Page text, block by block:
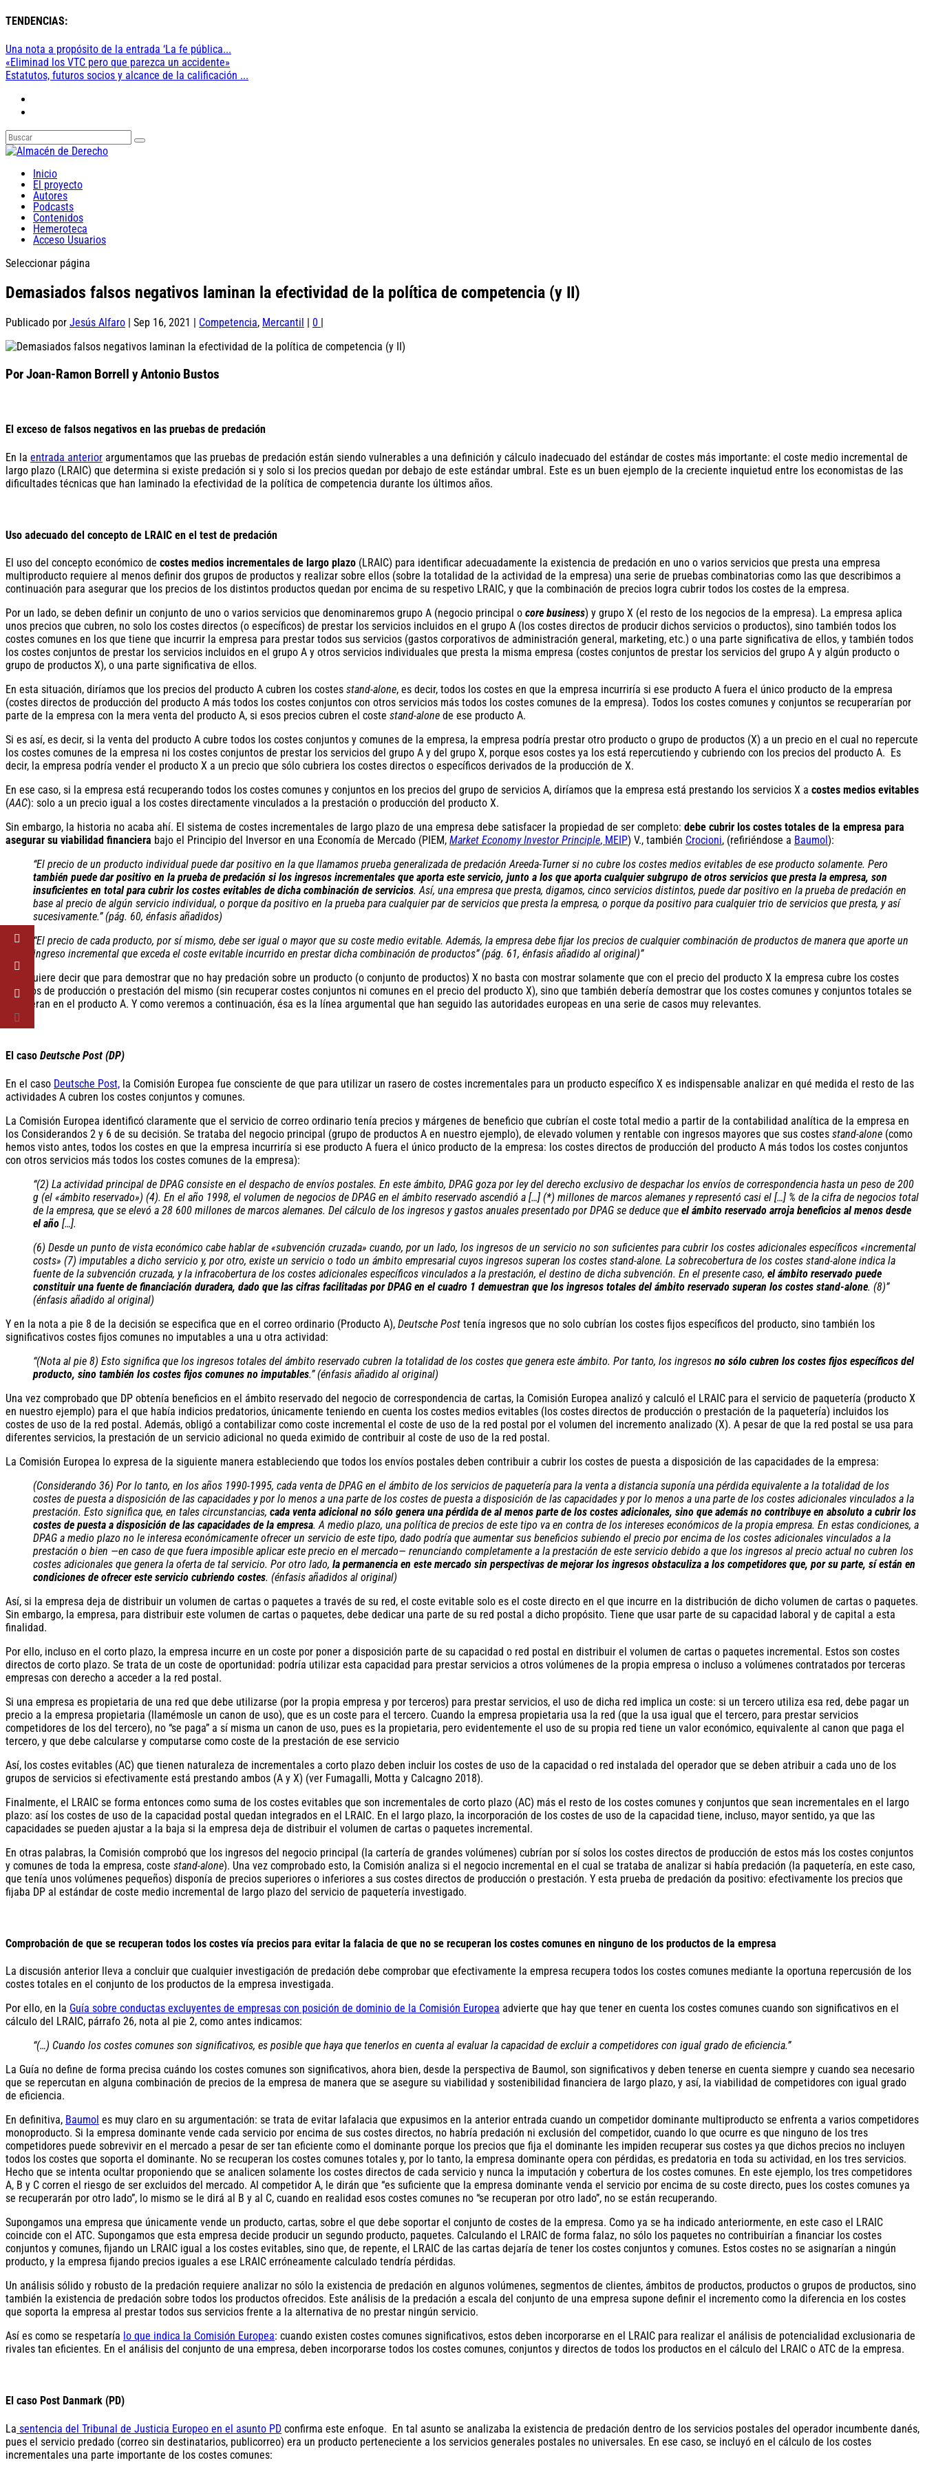
TENDENCIAS:
Una nota a propósito de la entrada ‘La fe pública...
«Eliminad los VTC pero que parezca un accidente»
Estatutos, futuros socios y alcance de la calificación ...
Inicio
El proyecto
Autores
Podcasts
Contenidos
Hemeroteca
Acceso Usuarios
Seleccionar página
Demasiados falsos negativos laminan la efectividad de la política de competencia (y II)
Publicado por Jesús Alfaro Sep 16, 2021 Competencia, Mercantil 0
Por Joan-Ramon Borrell y Antonio Bustos
El exceso de falsos negativos en las pruebas de predación
En la entrada anterior argumentamos que las pruebas de predación están siendo vulnerables a una definición y cálculo inadecuado del estándar de costes más importante: el coste medio incremental de
largo plazo (LRAIC) que determina si existe predación si y solo si los precios quedan por debajo de este estándar umbral. Este es un buen ejemplo de la creciente inquietud entre los economistas de las
dificultades técnicas que han laminado la efectividad de la política de competencia durante los últimos años.
Uso adecuado del concepto de LRAIC en el test de predación
El uso del concepto económico de costes medios incrementales de largo plazo (LRAIC) para identificar adecuadamente la existencia de predación en uno o varios servicios que presta una empresa
multiproducto requiere al menos definir dos grupos de productos y realizar sobre ellos (sobre la totalidad de la actividad de la empresa) una serie de pruebas combinatorias como las que describimos a
continuación para asegurar que los precios de los distintos productos quedan por encima de su respetivo LRAIC, y que la combinación de precios logra cubrir todos los costes de la empresa.
Por un lado, se deben definir un conjunto de uno o varios servicios que denominaremos grupo A (negocio principal o core business) y grupo X (el resto de los negocios de la empresa). La empresa aplica
unos precios que cubren, no solo los costes directos (o específicos) de prestar los servicios incluidos en el grupo A (los costes directos de producir dichos servicios o productos), sino también todos los
costes comunes en los que tiene que incurrir la empresa para prestar todos sus servicios (gastos corporativos de administración general, marketing, etc.) o una parte significativa de ellos, y también todos
los costes conjuntos de prestar los servicios incluidos en el grupo A y otros servicios individuales que presta la misma empresa (costes conjuntos de prestar los servicios del grupo A y algún producto o
grupo de productos X), o una parte significativa de ellos.
En esta situación, diríamos que los precios del producto A cubren los costes stand-alone, es decir, todos los costes en que la empresa incurriría si ese producto A fuera el único producto de la empresa
(costes directos de producción del producto A más todos los costes conjuntos con otros servicios más todos los costes comunes de la empresa). Todos los costes comunes y conjuntos se recuperarían por
parte de la empresa con la mera venta del producto A, si esos precios cubren el coste stand-alone de ese producto A.
Si es así, es decir, si la venta del producto A cubre todos los costes conjuntos y comunes de la empresa, la empresa podría prestar otro producto o grupo de productos (X) a un precio en el cual no repercute
los costes comunes de la empresa ni los costes conjuntos de prestar los servicios del grupo A y del grupo X, porque esos costes ya los está repercutiendo y cubriendo con los precios del producto A. Es
decir, la empresa podría vender el producto X a un precio que sólo cubriera los costes directos o específicos derivados de la producción de X.
En ese caso, si la empresa está recuperando todos los costes comunes y conjuntos en los precios del grupo de servicios A, diríamos que la empresa está prestando los servicios X a costes medios evitables
(AAC): solo a un precio igual a los costes directamente vinculados a la prestación o producción del producto X.
Sin embargo, la historia no acaba ahí. El sistema de costes incrementales de largo plazo de una empresa debe satisfacer la propiedad de ser completo: debe cubrir los costes totales de la empresa para
asegurar su viabilidad financiera bajo el Principio del Inversor en una Economía de Mercado (PIEM, Market Economy Investor Principle, MEIP) V., también Crocioni, (refiriéndose a Baumol):
“El precio de un producto individual puede dar positivo en la que llamamos prueba generalizada de predación Areeda-Turner si no cubre los costes medios evitables de ese producto solamente. Pero
también puede dar positivo en la prueba de predación si los ingresos incrementales que aporta este servicio, junto a los que aporta cualquier subgrupo de otros servicios que presta la empresa, son
insuficientes en total para cubrir los costes evitables de dicha combinación de servicios. Así, una empresa que presta, digamos, cinco servicios distintos, puede dar positivo en la prueba de predación en
base al precio de algún servicio individual, o porque da positivo en la prueba para cualquier par de servicios que presta la empresa, o porque da positivo para cualquier trio de servicios que presta, y así
sucesivamente.” (pág. 60, énfasis añadidos)
“El precio de cada producto, por sí mismo, debe ser igual o mayor que su coste medio evitable. Además, la empresa debe fijar los precios de cualquier combinación de productos de manera que aporte un
ingreso incremental que exceda el coste evitable incurrido en prestar dicha combinación de productos” (pág. 61, énfasis añadido al original)”
Esto quiere decir que para demostrar que no hay predación sobre un producto (o conjunto de productos) X no basta con mostrar solamente que con el precio del producto X la empresa cubre los costes
directos de producción o prestación del mismo (sin recuperar costes conjuntos ni comunes en el precio del producto X), sino que también debería demostrar que los costes comunes y conjuntos totales se
recuperan en el producto A. Y como veremos a continuación, ésa es la línea argumental que han seguido las autoridades europeas en una serie de casos muy relevantes.
El caso Deutsche Post (DP)
En el caso Deutsche Post, la Comisión Europea fue consciente de que para utilizar un rasero de costes incrementales para un producto específico X es indispensable analizar en qué medida el resto de las
actividades A cubren los costes conjuntos y comunes.
La Comisión Europea identificó claramente que el servicio de correo ordinario tenía precios y márgenes de beneficio que cubrían el coste total medio a partir de la contabilidad analítica de la empresa en
los Considerandos 2 y 6 de su decisión. Se trataba del negocio principal (grupo de productos A en nuestro ejemplo), de elevado volumen y rentable con ingresos mayores que sus costes stand-alone (como
hemos visto antes, todos los costes en que la empresa incurriría si ese producto A fuera el único producto de la empresa: los costes directos de producción del producto A más todos los costes conjuntos
con otros servicios más todos los costes comunes de la empresa):
“(2) La actividad principal de DPAG consiste en el despacho de envíos postales. En este ámbito, DPAG goza por ley del derecho exclusivo de despachar los envíos de correspondencia hasta un peso de 200
g (el «ámbito reservado») (4). En el año 1998, el volumen de negocios de DPAG en el ámbito reservado ascendió a […] (*) millones de marcos alemanes y representó casi el […] % de la cifra de negocios total
de la empresa, que se elevó a 28 600 millones de marcos alemanes. Del cálculo de los ingresos y gastos anuales presentado por DPAG se deduce que el ámbito reservado arroja beneficios al menos desde
el año […].
(6) Desde un punto de vista económico cabe hablar de «subvención cruzada» cuando, por un lado, los ingresos de un servicio no son suficientes para cubrir los costes adicionales específicos «incremental
costs» (7) imputables a dicho servicio y, por otro, existe un servicio o todo un ámbito empresarial cuyos ingresos superan los costes stand-alone. La sobrecobertura de los costes stand-alone indica la
fuente de la subvención cruzada, y la infracobertura de los costes adicionales específicos vinculados a la prestación, el destino de dicha subvención. En el presente caso, el ámbito reservado puede
constituir una fuente de financiación duradera, dado que las cifras facilitadas por DPAG en el cuadro 1 demuestran que los ingresos totales del ámbito reservado superan los costes stand-alone. (8)”
(énfasis añadido al original)
Y en la nota a pie 8 de la decisión se especifica que en el correo ordinario (Producto A), Deutsche Post tenía ingresos que no solo cubrían los costes fijos específicos del producto, sino también los
significativos costes fijos comunes no imputables a una u otra actividad:
“(Nota al pie 8) Esto significa que los ingresos totales del ámbito reservado cubren la totalidad de los costes que genera este ámbito. Por tanto, los ingresos no sólo cubren los costes fijos específicos del
producto, sino también los costes fijos comunes no imputables.” (énfasis añadido al original)
Una vez comprobado que DP obtenía beneficios en el ámbito reservado del negocio de correspondencia de cartas, la Comisión Europea analizó y calculó el LRAIC para el servicio de paquetería (producto X
en nuestro ejemplo) para el que había indicios predatorios, únicamente teniendo en cuenta los costes medios evitables (los costes directos de producción o prestación de la paquetería) incluidos los
costes de uso de la red postal. Además, obligó a contabilizar como coste incremental el coste de uso de la red postal por el volumen del incremento analizado (X). A pesar de que la red postal se usa para
diferentes servicios, la prestación de un servicio adicional no queda eximido de contribuir al coste de uso de la red postal.
La Comisión Europea lo expresa de la siguiente manera estableciendo que todos los envíos postales deben contribuir a cubrir los costes de puesta a disposición de las capacidades de la empresa:
(Considerando 36) Por lo tanto, en los años 1990-1995, cada venta de DPAG en el ámbito de los servicios de paquetería para la venta a distancia suponía una pérdida equivalente a la totalidad de los
costes de puesta a disposición de las capacidades y por lo menos a una parte de los costes de puesta a disposición de las capacidades y por lo menos a una parte de los costes adicionales vinculados a la
prestación. Esto significa que, en tales circunstancias, cada venta adicional no sólo genera una pérdida de al menos parte de los costes adicionales, sino que además no contribuye en absoluto a cubrir los
costes de puesta a disposición de las capacidades de la empresa. A medio plazo, una política de precios de este tipo va en contra de los intereses económicos de la propia empresa. En estas condiciones, a
DPAG a medio plazo no le interesa económicamente ofrecer un servicio de este tipo, dado podría que aumentar sus beneficios subiendo el precio por encima de los costes adicionales vinculados a la
prestación o bien —en caso de que fuera imposible aplicar este precio en el mercado— renunciando completamente a la prestación de este servicio debido a que los ingresos al precio actual no cubren los
costes adicionales que genera la oferta de tal servicio. Por otro lado, la permanencia en este mercado sin perspectivas de mejorar los ingresos obstaculiza a los competidores que, por su parte, sí están en
condiciones de ofrecer este servicio cubriendo costes. (énfasis añadidos al original)
Así, si la empresa deja de distribuir un volumen de cartas o paquetes a través de su red, el coste evitable solo es el coste directo en el que incurre en la distribución de dicho volumen de cartas o paquetes.
Sin embargo, la empresa, para distribuir este volumen de cartas o paquetes, debe dedicar una parte de su red postal a dicho propósito. Tiene que usar parte de su capacidad laboral y de capital a esta
finalidad.
Por ello, incluso en el corto plazo, la empresa incurre en un coste por poner a disposición parte de su capacidad o red postal en distribuir el volumen de cartas o paquetes incremental. Estos son costes
directos de corto plazo. Se trata de un coste de oportunidad: podría utilizar esta capacidad para prestar servicios a otros volúmenes de la propia empresa o incluso a volúmenes contratados por terceras
empresas con derecho a acceder a la red postal.
Si una empresa es propietaria de una red que debe utilizarse (por la propia empresa y por terceros) para prestar servicios, el uso de dicha red implica un coste: si un tercero utiliza esa red, debe pagar un
precio a la empresa propietaria (llamémosle un canon de uso), que es un coste para el tercero. Cuando la empresa propietaria usa la red (que la usa igual que el tercero, para prestar servicios
competidores de los del tercero), no “se paga” a sí misma un canon de uso, pues es la propietaria, pero evidentemente el uso de su propia red tiene un valor económico, equivalente al canon que paga el
tercero, y que debe calcularse y computarse como coste de la prestación de ese servicio
Así, los costes evitables (AC) que tienen naturaleza de incrementales a corto plazo deben incluir los costes de uso de la capacidad o red instalada del operador que se deben atribuir a cada uno de los
grupos de servicios si efectivamente está prestando ambos (A y X) (ver Fumagalli, Motta y Calcagno 2018).
Finalmente, el LRAIC se forma entonces como suma de los costes evitables que son incrementales de corto plazo (AC) más el resto de los costes comunes y conjuntos que sean incrementales en el largo
plazo: así los costes de uso de la capacidad postal quedan integrados en el LRAIC. En el largo plazo, la incorporación de los costes de uso de la capacidad tiene, incluso, mayor sentido, ya que las
capacidades se pueden ajustar a la baja si la empresa deja de distribuir el volumen de cartas o paquetes incremental.
En otras palabras, la Comisión comprobó que los ingresos del negocio principal (la cartería de grandes volúmenes) cubrían por sí solos los costes directos de producción de estos más los costes conjuntos
y comunes de toda la empresa, coste stand-alone). Una vez comprobado esto, la Comisión analiza si el negocio incremental en el cual se trataba de analizar si había predación (la paquetería, en este caso,
que tenía unos volúmenes pequeños) disponía de precios superiores o inferiores a sus costes directos de producción o prestación. Y esta prueba de predación da positivo: efectivamente los precios que
fijaba DP al estándar de coste medio incremental de largo plazo del servicio de paquetería investigado.
Comprobación de que se recuperan todos los costes vía precios para evitar la falacia de que no se recuperan los costes comunes en ninguno de los productos de la empresa
La discusión anterior lleva a concluir que cualquier investigación de predación debe comprobar que efectivamente la empresa recupera todos los costes comunes mediante la oportuna repercusión de los
costes totales en el conjunto de los productos de la empresa investigada.
Por ello, en la Guía sobre conductas excluyentes de empresas con posición de dominio de la Comisión Europea advierte que hay que tener en cuenta los costes comunes cuando son significativos en el
cálculo del LRAIC, párrafo 26, nota al pie 2, como antes indicamos:
“(…) Cuando los costes comunes son significativos, es posible que haya que tenerlos en cuenta al evaluar la capacidad de excluir a competidores con igual grado de eficiencia.”
La Guía no define de forma precisa cuándo los costes comunes son significativos, ahora bien, desde la perspectiva de Baumol, son significativos y deben tenerse en cuenta siempre y cuando sea necesario
que se repercutan en alguna combinación de precios de la empresa de manera que se asegure su viabilidad y sostenibilidad financiera de largo plazo, y así, la viabilidad de competidores con igual grado
de eficiencia.
En definitiva, Baumol es muy claro en su argumentación: se trata de evitar lafalacia que expusimos en la anterior entrada cuando un competidor dominante multiproducto se enfrenta a varios competidores
monoproducto. Si la empresa dominante vende cada servicio por encima de sus costes directos, no habría predación ni exclusión del competidor, cuando lo que ocurre es que ninguno de los tres
competidores puede sobrevivir en el mercado a pesar de ser tan eficiente como el dominante porque los precios que fija el dominante les impiden recuperar sus costes ya que dichos precios no incluyen
todos los costes que soporta el dominante. No se recuperan los costes comunes totales y, por lo tanto, la empresa dominante opera con pérdidas, es predatoria en toda su actividad, en los tres servicios.
Hecho que se intenta ocultar proponiendo que se analicen solamente los costes directos de cada servicio y nunca la imputación y cobertura de los costes comunes. En este ejemplo, los tres competidores
A, B y C corren el riesgo de ser excluidos del mercado. Al competidor A, le dirán que “es suficiente que la empresa dominante venda el servicio por encima de su coste directo, pues los costes comunes ya
se recuperarán por otro lado”, lo mismo se le dirá al B y al C, cuando en realidad esos costes comunes no “se recuperan por otro lado”, no se están recuperando.
Supongamos una empresa que únicamente vende un producto, cartas, sobre el que debe soportar el conjunto de costes de la empresa. Como ya se ha indicado anteriormente, en este caso el LRAIC
coincide con el ATC. Supongamos que esta empresa decide producir un segundo producto, paquetes. Calculando el LRAIC de forma falaz, no sólo los paquetes no contribuirían a financiar los costes
conjuntos y comunes, fijando un LRAIC igual a los costes evitables, sino que, de repente, el LRAIC de las cartas dejaría de tener los costes conjuntos y comunes. Estos costes no se asignarían a ningún
producto, y la empresa fijando precios iguales a ese LRAIC erróneamente calculado tendría pérdidas.
Un análisis sólido y robusto de la predación requiere analizar no sólo la existencia de predación en algunos volúmenes, segmentos de clientes, ámbitos de productos, productos o grupos de productos, sino
también la existencia de predación sobre todos los productos ofrecidos. Este análisis de la predación a escala del conjunto de una empresa supone definir el incremento como la diferencia en los costes
que soporta la empresa al prestar todos sus servicios frente a la alternativa de no prestar ningún servicio.
Así es como se respetaría lo que indica la Comisión Europea: cuando existen costes comunes significativos, estos deben incorporarse en el LRAIC para realizar el análisis de potencialidad exclusionaria de
rivales tan eficientes. En el análisis del conjunto de una empresa, deben incorporarse todos los costes comunes, conjuntos y directos de todos los productos en el cálculo del LRAIC o ATC de la empresa.
El caso Post Danmark (PD)
La sentencia del Tribunal de Justicia Europeo en el asunto PD confirma este enfoque. En tal asunto se analizaba la existencia de predación dentro de los servicios postales del operador incumbente danés,
pues el servicio predado (correo sin destinatarios, publicorreo) era un producto perteneciente a los servicios generales postales no universales. En ese caso, se incluyó en el cálculo de los costes
incrementales una parte importante de los costes comunes: